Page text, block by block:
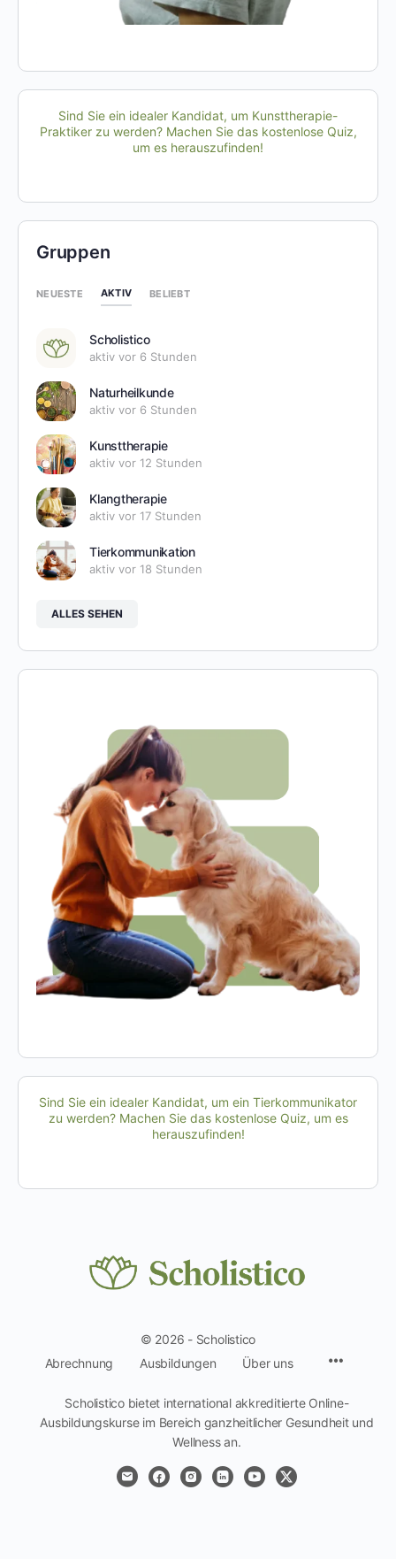
Sind Sie ein idealer Kandidat, um Kunsttherapie-
Praktiker zu werden? Machen Sie das kostenlose Quiz,
um es herauszufinden!
Gruppen
NEUESTE AKTIV BELIEBT
Scholistico
aktiv vor 6 Stunden
Naturheilkunde
aktiv vor 6 Stunden
Kunsttherapie
aktiv vor 12 Stunden
Klangtherapie
aktiv vor 17 Stunden
Tierkommunikation
aktiv vor 18 Stunden
ALLES SEHEN
Sind Sie ein idealer Kandidat, um ein Tierkommunikator
zu werden? Machen Sie das kostenlose Quiz, um es
herauszufinden!
© 2026 - Scholistico
Abrechnung
Ausbildungen Über uns
Scholistico bietet international akkreditierte Online-
Ausbildungskurse im Bereich ganzheitlicher Gesundheit und
Wellness an.